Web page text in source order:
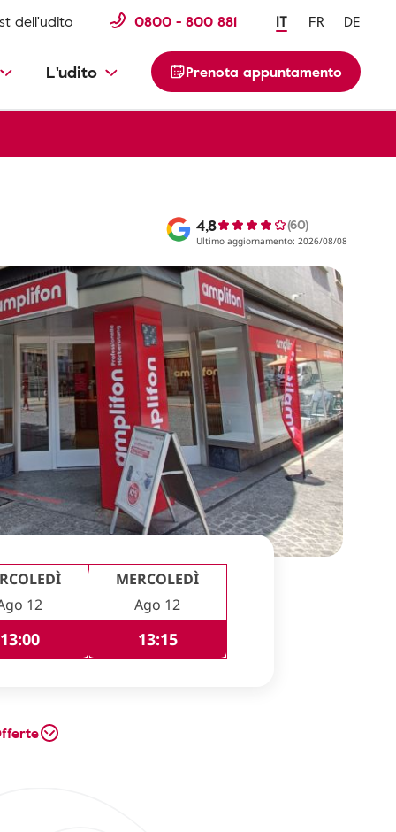
dell'udito 0800 - 800 881 IT FR DE
L'udito Prenota appuntamento
4,8 (60)
Ultimo aggiornamento: 2026/08/08
12
13:00
MERCOLEDÌ
Ago 12
13:15